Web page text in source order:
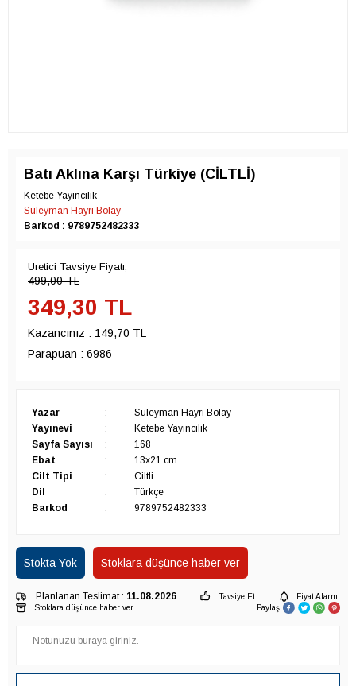
Batı Aklına Karşı Türkiye (CİLTLİ)
Ketebe Yayıncılık
Süleyman Hayri Bolay
Barkod : 9789752482333
Üretici Tavsiye Fiyatı;
499,00TL
349,30 TL
Kazancınız : 149,70 TL
Parapuan : 6986
Yazar :
Süleyman Hayri Bolay
Yayınevi
:
Ketebe Yayıncılık
Sayfa Sayısı
:
168
Ebat
:
13x21 cm
Cilt Tipi
:
Ciltli
Dil
:
Türkçe
Barkod
: 9789752482333
Stokta Yok Stoklara düşünce haber ver
Planlanan Teslimat : 11.08.2026 Tavsiye Et
Fiyat Alarmı
Stoklara düşünce haber ver
Paylaş